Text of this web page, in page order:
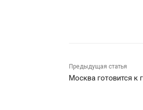
Предыдущая статья
Москва готовится к